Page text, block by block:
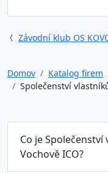
Závodní klub OS
Domov
Katalog firem
Společenství
Co je
Vochově ICO?